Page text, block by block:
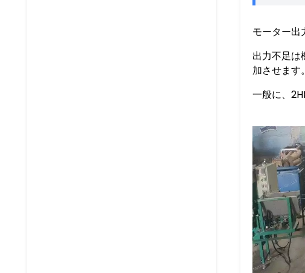
モーター出
出力不足は
加させます。
一般に、